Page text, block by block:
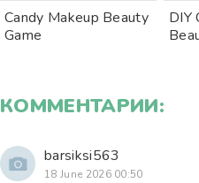
Candy Makeup Beauty
Game
DIY
КОММЕНТАРИИ:
barsiksi563
18 June 2026 00:50